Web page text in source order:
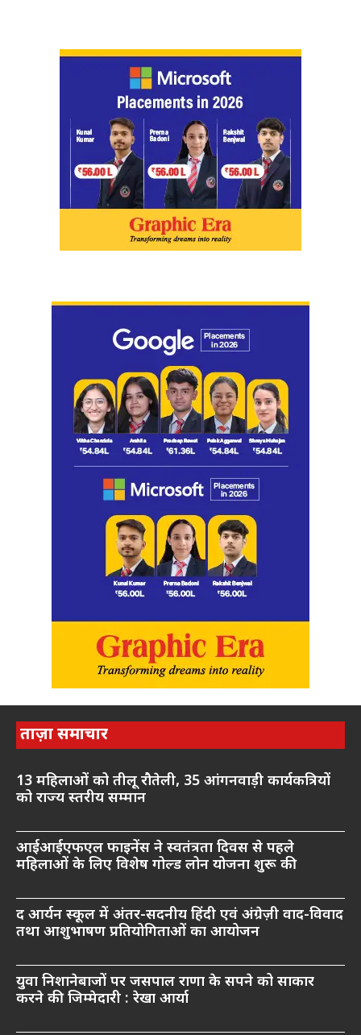
ताज़ा समाचार
13 महिलाओं को तीलू रौतेली, 35 आंगनवाड़ी कार्यकत्रियों
को राज्य स्तरीय सम्मान
आईआईएफएल फाइनेंस ने स्वतंत्रता दिवस से पहले
महिलाओं के लिए विशेष गोल्ड लोन योजना शुरू की
द आर्यन स्कूल में अंतर-सदनीय हिंदी एवं अंग्रेज़ी वाद-विवाद
तथा आशुभाषण प्रतियोगिताओं का आयोजन
युवा निशानेबाजों पर जसपाल राणा के सपने को साकार
करने की जिम्मेदारी : रेखा आर्या